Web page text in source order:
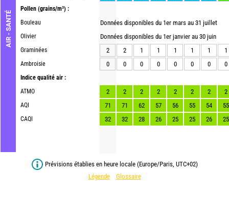
AIR - SANTÉ
Pollen (grains/m³) :
Bouleau
Olivier
Graminées
Ambroisie
Indice qualité air :
ATMO
AQI
CAQI
Données disponibles du 1er mars au 31 juillet
Données disponibles du 1er janvier au 30 juin
2
2 1 1 1 1 1
1
0
0 0 0 0 0 0 0
2 2 2 2 2 2 2
2
71
71 62 57 56 55 54
55
32
32 28 26 25 25 26 25
Prévisions établies en heure locale (Europe/Paris, UTC+02)
Légende
Glossaire